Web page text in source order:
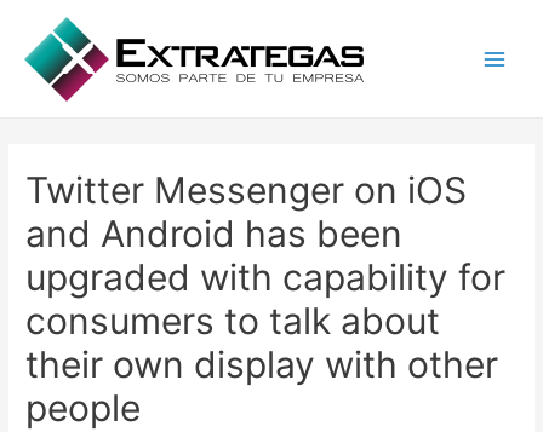
Twitter Messenger on iOS
and Android has been
upgraded with capability for
consumers to talk about
their own display with other
people